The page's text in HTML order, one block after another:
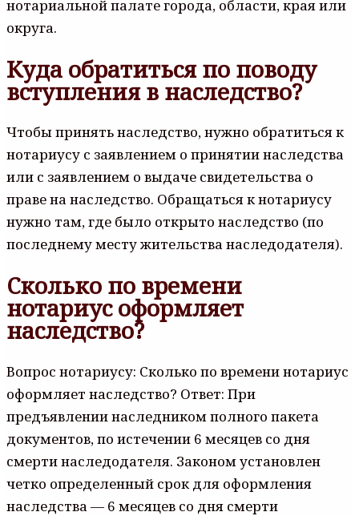
нотариальной палате города, области, края или
округа.
Куда обратиться по поводу
вступления в наследство?
Чтобы принять наследство, нужно обратиться к
нотариусу с заявлением о принятии наследства
или с заявлением о выдаче свидетельства о
праве на наследство. Обращаться к нотариусу
нужно там, где было открыто наследство (по
последнему месту жительства наследодателя).
Сколько по времени
нотариус оформляет
наследство?
Вопрос нотариусу: Сколько по времени нотариус
оформляет наследство? Ответ: При
предъявлении наследником полного пакета
документов, по истечении 6 месяцев со дня
смерти наследодателя. Законом установлен
четко определенный срок для оформления
наследства — 6 месяцев со дня смерти